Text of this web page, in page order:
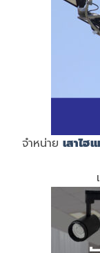
จำหน่าย เสาไฮ